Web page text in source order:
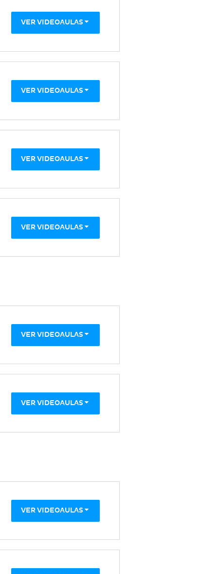
VER VIDEOAULAS
VER VIDEOAULAS
VER VIDEOAULAS
VER VIDEOAULAS
VER VIDEOAULAS
VER VIDEOAULAS
VER VIDEOAULAS